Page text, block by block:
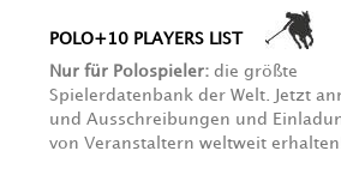
POLO+10 PLAYERS LIST
Nur für Polospieler:die größte
Spielerdatenbank der Welt. Jetzt
und Ausschreibungen und
von Veranstaltern weltweit